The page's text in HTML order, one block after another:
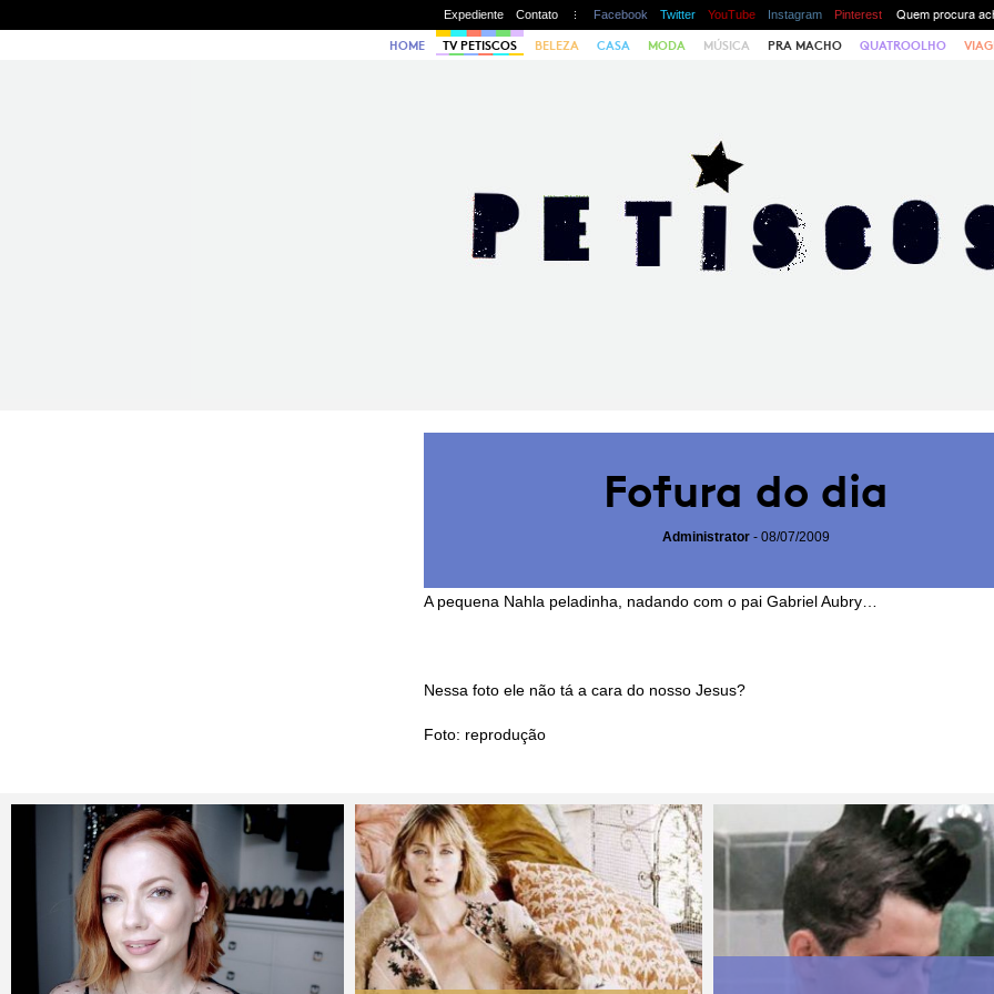
Expediente Contato Facebook Twitter YouTube Instagram Pinterest
HOME TV PETISCOS BELEZA CASA MODA MÚSICA PRA MACHO QUATROOLHO
Fofura do dia
Administrator- 08/07/2009
A pequena Nahla peladinha, nadando com o pai Gabriel Aubry…
Nessa foto ele não tá a cara do nosso Jesus?
Foto: reprodução